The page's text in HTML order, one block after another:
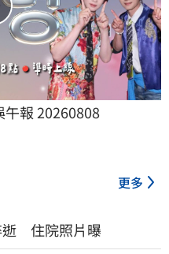
午報 20260808
更多
逝 住院照片曝